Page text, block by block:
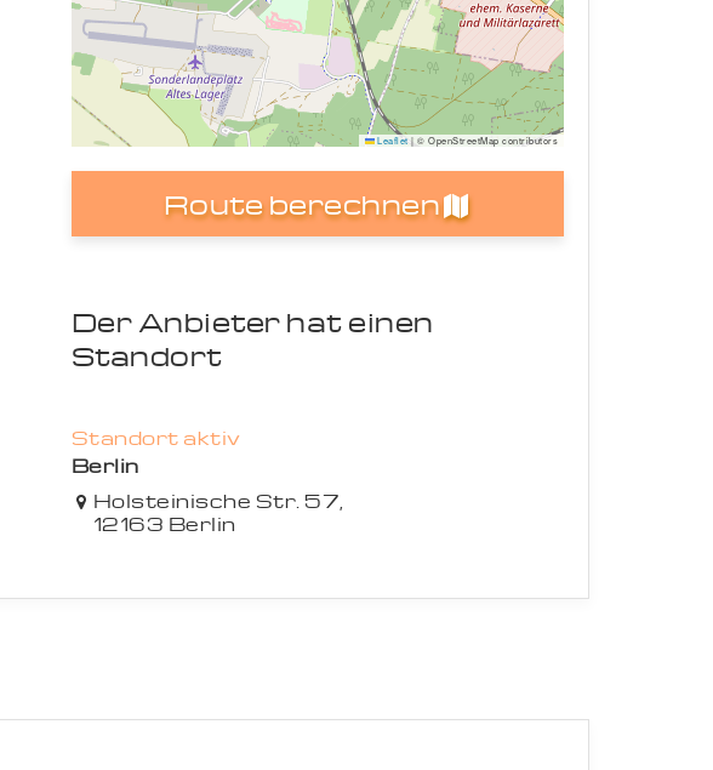
Leaflet | © OpenStreetMap contributors
Route berechnen
Der Anbieter hat einen
Standort
Standort aktiv
Berlin
Holsteinische Str. 57,
12163 Berlin